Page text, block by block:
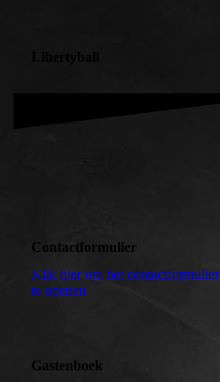
Contactformulier
Klik hier om het contactformulier
te openen
Gastenboek